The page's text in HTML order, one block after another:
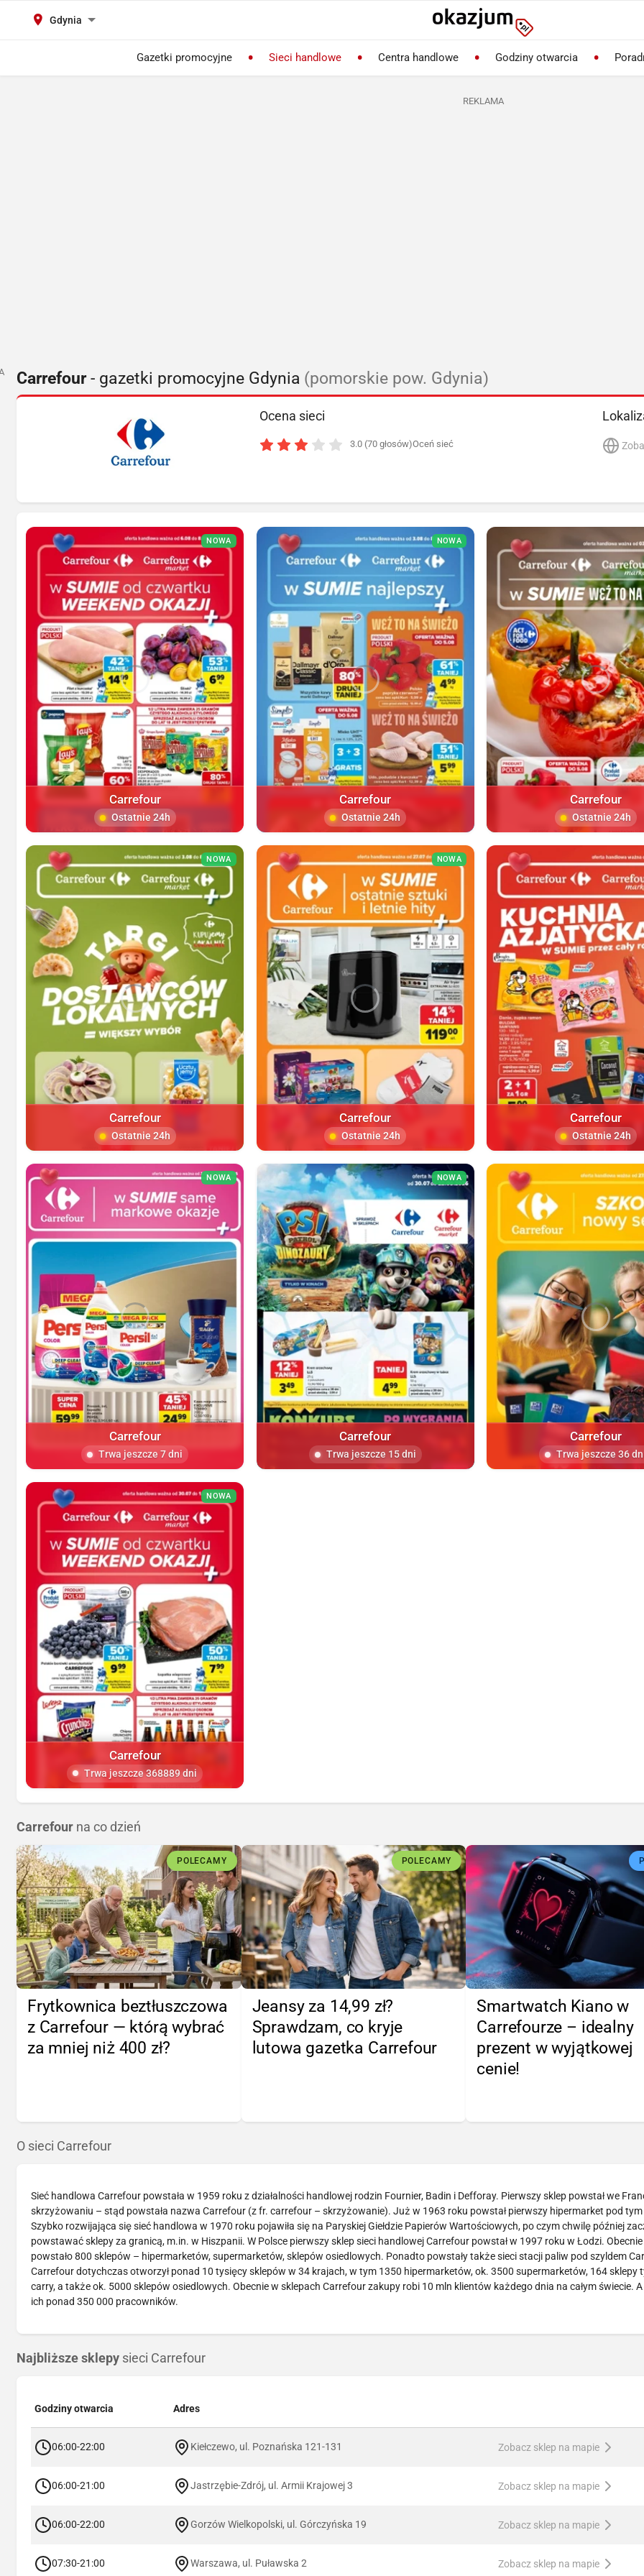
Gdynia
Gazetki promocyjne Sieci handlowe Centra handlowe Godziny otwarcia
REKLAMA
Carrefour- gazetki promocyjne Gdynia (pomorskie pow. Gdynia)
Ocena sieci
3.0 (70 głosów)Oceń sieć
NOWA
Carrefour
Ostatnie 24h
NOWA
Carrefour
Ostatnie 24h
Carrefour
Ostatnie 24h
NOWA
Carrefour
Ostatnie 24h
NOWA
Carrefour
Ostatnie 24h
Carrefour
Ostatnie 24h
NOWA
Carrefour
Trwa jeszcze 7 dni
NOWA
Carrefour
Trwa jeszcze 15 dni
Carrefour
Trwa jeszcze 36
NOWA
Carrefour
Trwa jeszcze 368889 dni
Carrefour na co dzień
POLECAMY
Frytkownica beztłuszczowa
z Carrefour — którą wybrać
za mniej niż 400 zł?
POLECAMY
Jeansy za 14,99 zł?
Sprawdzam, co kryje
lutowa gazetka Carrefour
Smartwatch Kiano w
Carrefourze – idealny
prezent w wyjątkowej
cenie!
O sieci Carrefour
Sieć handlowa Carrefour powstała w 1959 roku z działalności handlowej rodzin Fournier, Badin i Defforay. Pierwszy sklep powstał we
skrzyżowaniu – stąd powstała nazwa Carrefour (z fr. carrefour – skrzyżowanie). Już w 1963 roku powstał pierwszy hipermarket pod
Szybko rozwijająca się sieć handlowa w 1970 roku pojawiła się na Paryskiej Giełdzie Papierów Wartościowych, po czym chwilę później
powstawać sklepy za granicą, m.in. w Hiszpanii. W Polsce pierwszy sklep sieci handlowej Carrefour powstał w 1997 roku w Łodzi.
powstało 800 sklepów – hipermarketów, supermarketów, sklepów osiedlowych. Ponadto powstały także sieci stacji paliw pod szyldem
Carrefour dotychczas otworzył ponad 10 tysięcy sklepów w 34 krajach, w tym 1350 hipermarketów, ok. 3500 supermarketów, 164 sklepy
carry, a także ok. 5000 sklepów osiedlowych. Obecnie w sklepach Carrefour zakupy robi 10 mln klientów każdego dnia na całym świecie. A
ich ponad 350 000 pracowników.
Najbliższe sklepy sieci Carrefour
Godziny otwarcia Adres
06:00-22:00 Kiełczewo, ul. Poznańska 121-131 Zobacz sklep na mapie
06:00-21:00 Jastrzębie-Zdrój, ul. Armii Krajowej 3 Zobacz sklep na mapie
06:00-22:00 Gorzów Wielkopolski, ul. Górczyńska 19 Zobacz sklep na mapie
07:30-21:00 Warszawa, ul. Puławska 2 Zobacz sklep na mapie